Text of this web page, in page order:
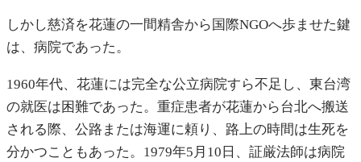
しかし慈済を花蓮の一間精舎から国際NGOへ歩ませた鍵
は、病院であった。
1960年代、花蓮には完全な公立病院すら不足し、東台湾
の就医は困難であった。重症患者が花蓮から台北へ搬送
される際、公路または海運に頼り、路上の時間は生死を
分かつこともあった。1979年5月10日、証厳法師は病院